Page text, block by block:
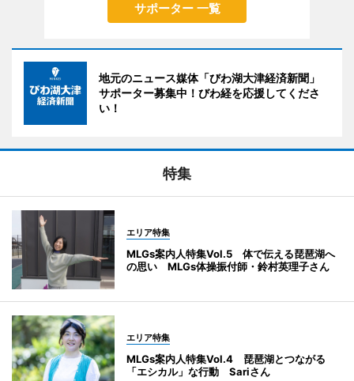
サポーター 一覧
地元のニュース媒体「びわ湖大津経済新聞」
サポーター募集中！びわ経を応援してくださ
い！
特集
エリア特集
MLGs案内人特集Vol.5 体で伝える琵琶湖へ
の思い MLGs体操振付師・鈴村英理子さん
エリア特集
MLGs案内人特集Vol.4 琵琶湖とつながる
「エシカル」な行動 Sariさん